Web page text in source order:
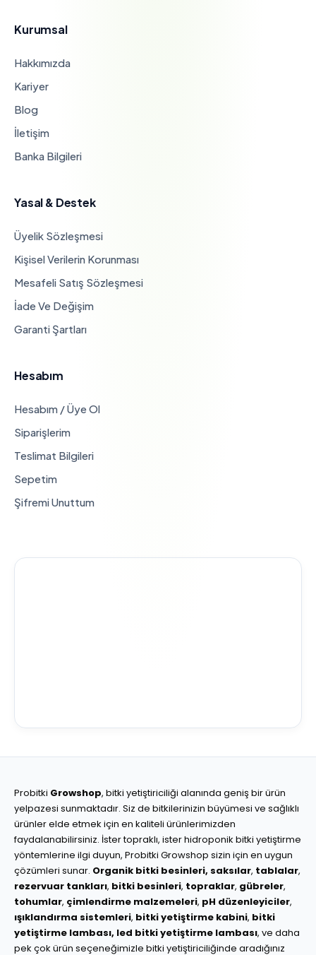
Kurumsal
Hakkımızda
Kariyer
Blog
İletişim
Banka Bilgileri
Yasal & Destek
Üyelik Sözleşmesi
Kişisel Verilerin Korunması
Mesafeli Satış Sözleşmesi
İade Ve Değişim
Garanti Şartları
Hesabım
Hesabım / Üye Ol
Siparişlerim
Teslimat Bilgileri
Sepetim
Şifremi Unuttum
Probitki Growshop, bitki yetiştiriciliği alanında geniş bir ürün
yelpazesi sunmaktadır. Siz de bitkilerinizin büyümesi ve sağlıklı
ürünler elde etmek için en kaliteli ürünlerimizden
faydalanabilirsiniz. İster topraklı, ister hidroponik bitki yetiştirme
yöntemlerine ilgi duyun, Probitki Growshop sizin için en uygun
çözümleri sunar. Organik bitki besinleri, saksılar, tablalar,
rezervuar tankları, bitki besinleri, topraklar, gübreler,
tohumlar, çimlendirme malzemeleri, pH düzenleyiciler,
ışıklandırma sistemleri, bitki yetiştirme kabini, bitki
yetiştirme lambası, led bitki yetiştirme lambası, ve daha
pek çok ürün seçeneğimizle bitki yetiştiriciliğinde aradığınız